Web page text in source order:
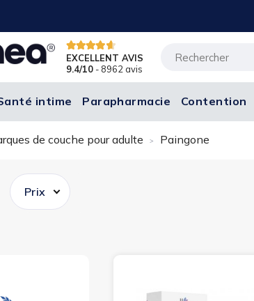
EXCELLENT AVIS
9.4/10 - 8962 avis
intime Parapharmacie Contention
de couche pour adulte Paingone
Prix